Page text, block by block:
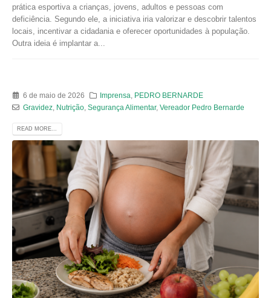
prática esportiva a crianças, jovens, adultos e pessoas com
deficiência. Segundo ele, a iniciativa iria valorizar e descobrir talentos
locais, incentivar a cidadania e oferecer oportunidades à população.
Outra ideia é implantar a...
6 de maio de 2026 Imprensa
PEDRO BERNARDE
Gravidez, Nutrição, Segurança Alimentar, Vereador Pedro Bernarde
READ MORE...